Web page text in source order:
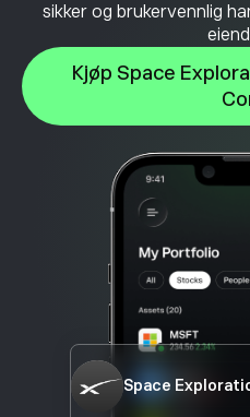
sikker og brukervennlig
Kjøp Space